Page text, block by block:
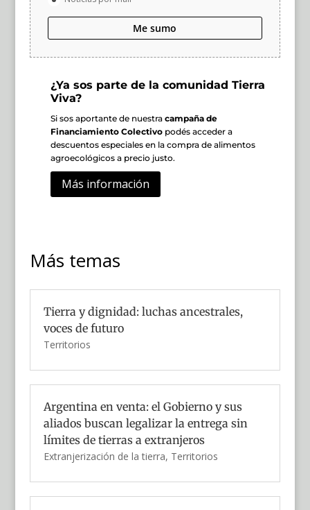
Me sumo
¿Ya sos parte de la comunidad Tierra
Viva?
Si sos aportante de nuestra campaña de
Financiamiento Colectivopodés acceder a
descuentos especiales en la compra de alimentos
agroecológicos a precio justo.
Más información
Más temas
Tierra y dignidad: luchas ancestrales,
voces de futuro
Territorios
Argentina en venta: el Gobierno y sus
aliados buscan legalizar la entrega sin
límites de tierras a extranjeros
Extranjerización de la tierra, Territorios